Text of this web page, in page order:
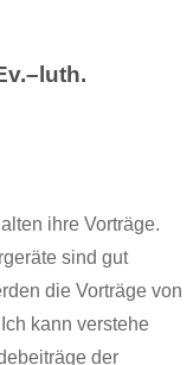
ihre Vorträge.
sind gut
die Vorträge von
kann verstehe
der